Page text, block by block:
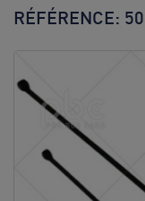
Vous ne
RÉFÉRENCE: